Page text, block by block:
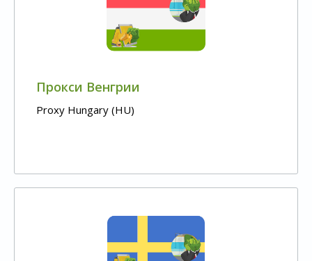
Прокси Венгрии
Proxy Hungary (HU)